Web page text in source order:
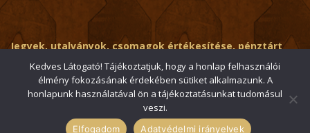
Jegyek, utalványok, csomagok értékesítése, pénztárt
érintő kérdések:
ertekesito@fehervar-arpadfurdo.hu
Általános érdeklődés: info@fehervar-arpadfurdo.hu
© 2006-2026 Székesfehérvári Árpád Fürdő / Minden jog
Kedves Látogató! Tájékoztatjuk, hogy a honlap felhasználói
élmény fokozásának érdekében sütiket alkalmazunk. A
honlapunk használatával ön a tájékoztatásunkat tudomásul
veszi.
Elfogadom Adatvédelmi irányelvek